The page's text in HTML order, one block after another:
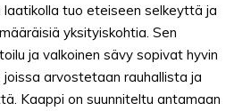
laatikolla tuo eteiseen selkeyttä ja
yksityiskohtia. Sen
ja valkoinen sävy sopivat hyvin
joissa arvostetaan rauhallista ja
Kaappi on suunniteltu antamaan